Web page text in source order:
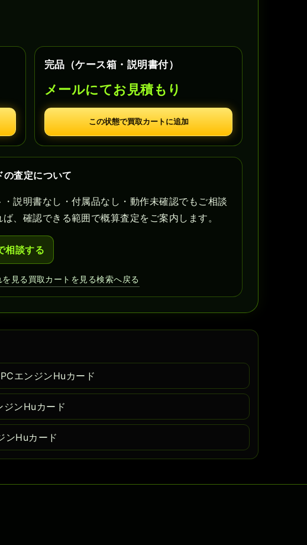
完品（ケース箱・説明書付）
メールにてお見積もり
この状態で買取カートに追加
査定について
説明書なし・付属品なし・動作未確認でもご相談
、確認できる範囲で概算査定をご案内します。
相談する
を見る買取カートを見る検索へ戻る
エンジンHuカード
ジンHuカード
ンHuカード